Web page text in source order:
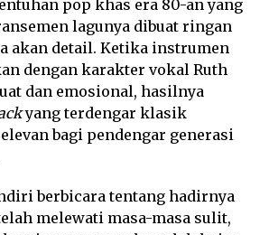
pop khas era 80-an yang
lagunya dibuat ringan
akan detail. Ketika instrumen
dengan karakter vokal Ruth
dan emosional, hasilnya
yang terdengar klasik
bagi pendengar generasi
berbicara tentang hadirnya
melewati masa-masa sulit,